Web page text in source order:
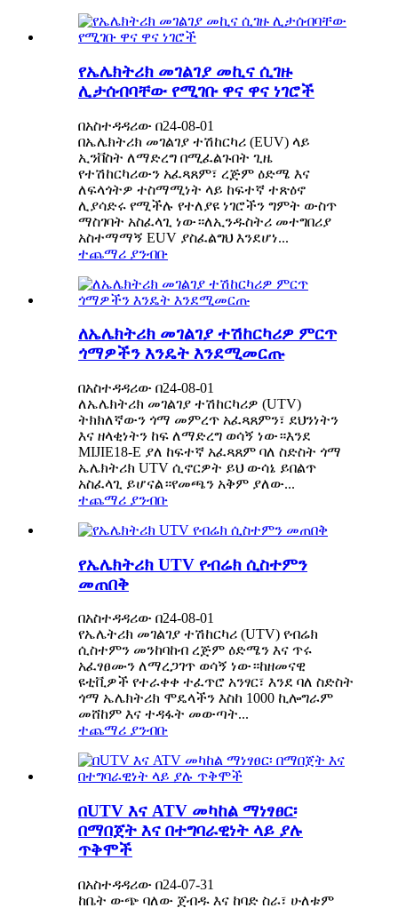
የኤሌክትሪክ መገልገያ መኪና ሲገዙ
ሊታሰብባቸው የሚገቡ ዋና ዋና ነገሮች
በአስተዳዳሪው በ24-08-01
በኤሌክትሪክ መገልገያ ተሽከርካሪ (EUV) ላይ
ኢንቨስት ለማድረግ በሚፈልጉበት ጊዜ
የተሽከርካሪውን አፈጻጸም፣ ረጅም ዕድሜ እና
ለፍላጎትዎ ተስማሚነት ላይ ከፍተኛ ተጽዕኖ
ሊያሳድሩ የሚችሉ የተለያዩ ነገሮችን ግምት ውስጥ
ማስገባት አስፈላጊ ነው።ለኢንዱስትሪ መተግበሪያ
አስተማማኝ EUV ያስፈልግህ እንደሆነ...
ተጨማሪ ያንብቡ
ለኤሌክትሪክ መገልገያ ተሽከርካሪዎ ምርጥ
ጎማዎችን እንዴት እንደሚመርጡ
በአስተዳዳሪው በ24-08-01
ለኤሌክትሪክ መገልገያ ተሽከርካሪዎ (UTV)
ትክክለኛውን ጎማ መምረጥ አፈጻጸምን፣ ደህንነትን
እና ዘላቂነትን ከፍ ለማድረግ ወሳኝ ነው።እንደ
MIJIE18-E ያለ ከፍተኛ አፈጻጸም ባለ ስድስት ጎማ
ኤሌክትሪክ UTV ሲኖርዎት ይህ ውሳኔ ይበልጥ
አስፈላጊ ይሆናል።የመጫን አቅም ያለው...
ተጨማሪ ያንብቡ
የኤሌክትሪክ UTV የብሬክ ሲስተምን
መጠበቅ
በአስተዳዳሪው በ24-08-01
የኤሌትሪክ መገልገያ ተሽከርካሪ (UTV) የብሬክ
ሲስተምን መንከባከብ ረጅም ዕድሜን እና ጥሩ
አፈፃፀሙን ለማረጋገጥ ወሳኝ ነው።ከዘመናዊ
ዩቲቪዎች የተራቀቀ ተፈጥሮ አንፃር፣ እንደ ባለ ስድስት
ጎማ ኤሌክትሪክ ሞዴላችን እስከ 1000 ኪሎግራም
መሸከም እና ተዳፋት መውጣት...
ተጨማሪ ያንብቡ
በUTV እና ATV መካከል ማነፃፀር፡
በማበጀት እና በተግባራዊነት ላይ ያሉ
ጥቅሞች
በአስተዳዳሪው በ24-07-31
ከቤት ውጭ ባለው ጀብዱ እና ከባድ ስራ፣ ሁለቱም